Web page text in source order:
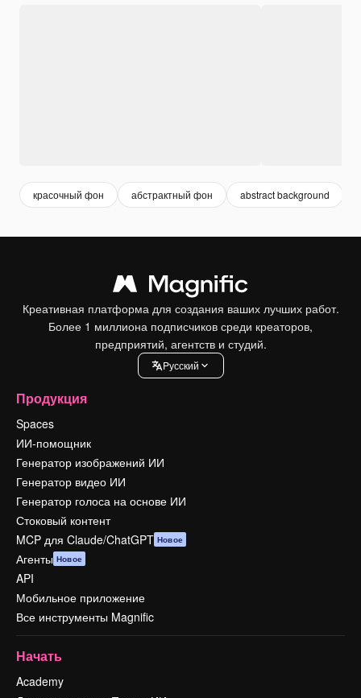
красочный фон абстрактный фон abstract background
Креативная платформа для создания ваших лучших работ.
Более 1 миллиона подписчиков среди креаторов,
предприятий, агентств и студий.
Pусский
Продукция
Spaces
ИИ-помощник
Генератор изображений ИИ
Генератор видео ИИ
Генератор голоса на основе ИИ
Стоковый контент
MCP для Claude/ChatGPT Новое
Агенты Новое
API
Мобильное приложение
Все инструменты Magnific
Начать
Academy